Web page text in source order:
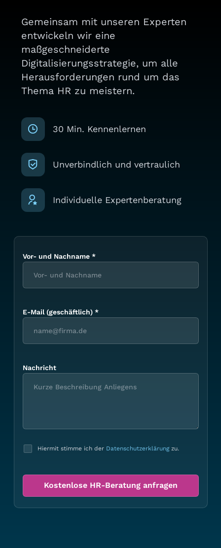
Gemeinsam mit unseren Experten
entwickeln wir eine
maßgeschneiderte
Digitalisierungsstrategie, um alle
Herausforderungen rund um das
Thema HR zu meistern.
30 Min. Kennenlernen
Unverbindlich und vertraulich
Individuelle Expertenberatung
Vor- und Nachname *
E-Mail (geschäftlich) *
Nachricht
Hiermit stimme ich der Datenschutzerklärungzu.